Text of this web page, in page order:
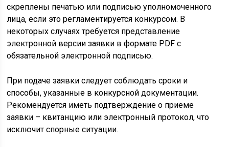
скреплены печатью или подписью уполномоченного
лица, если это регламентируется конкурсом. В
некоторых случаях требуется представление
электронной версии заявки в формате PDF с
обязательной электронной подписью.
При подаче заявки следует соблюдать сроки и
способы, указанные в конкурсной документации.
Рекомендуется иметь подтверждение о приеме
заявки – квитанцию или электронный протокол, что
исключит спорные ситуации.